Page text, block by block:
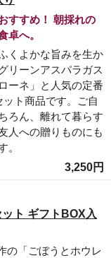
すすめ！ 朝採れの
卓へ。
くよかな旨みを生か
リーンアスパラガス
ーネ」と人気の定番
ト商品です。ご自
ろん、離れて暮らす
人への贈りものにも
。
3,250円
ト ギフトBOX入
の「ごぼうとホウレ